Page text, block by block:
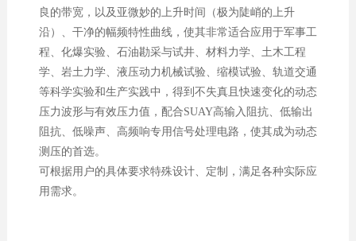
良的带宽，以及亚微妙的上升时间（极为陡峭的上升
沿）、干净的幅频特性曲线，使其非常适合应用于军事工
程、化爆实验、石油勘采与试井、材料力学、土木工程
学、岩土力学、液压动力机械试验、缩模试验、轨道交通
等科学实验和生产实践中，得到不失真且快速变化的动态
压力波形与有效压力值，配合SUAY高输入阻抗、低输出
阻抗、低噪声、高频响专用信号处理电路，使其成为动态
测压的首选。
可根据用户的具体要求特殊设计、定制，满足各种实际应
用需求。